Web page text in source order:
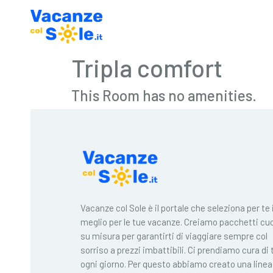
Tripla comfort
This Room has no amenities.
Vacanze col Sole è il portale che seleziona per te
meglio per le tue vacanze. Creiamo pacchetti
su misura per garantirti di viaggiare sempre col
sorriso a prezzi imbattibili. Ci prendiamo cura di
ogni giorno. Per questo abbiamo creato una linea